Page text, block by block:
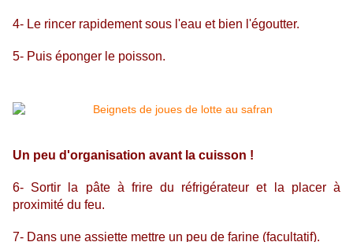
4- Le rincer rapidement sous l'eau et bien l'égoutter.
5- Puis éponger le poisson.
Un peu d'organisation avant la cuisson !
6- Sortir la pâte à frire du réfrigérateur et la placer à
proximité du feu.
7- Dans une assiette mettre un peu de farine (facultatif).